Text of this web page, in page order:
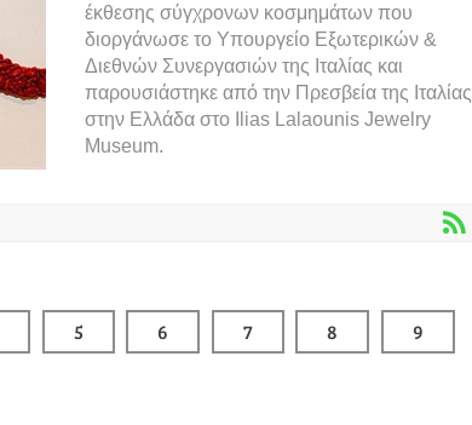
έκθεσης σύγχρονων κοσμημάτων που
διοργάνωσε το Υπουργείο Εξωτερικών &
Διεθνών Συνεργασιών της Ιταλίας και
παρουσιάστηκε από την Πρεσβεία της Ιταλίας
στην Ελλάδα στο
Ilias Lalaounis Jewelry
Museum.
5 6 7 8 9